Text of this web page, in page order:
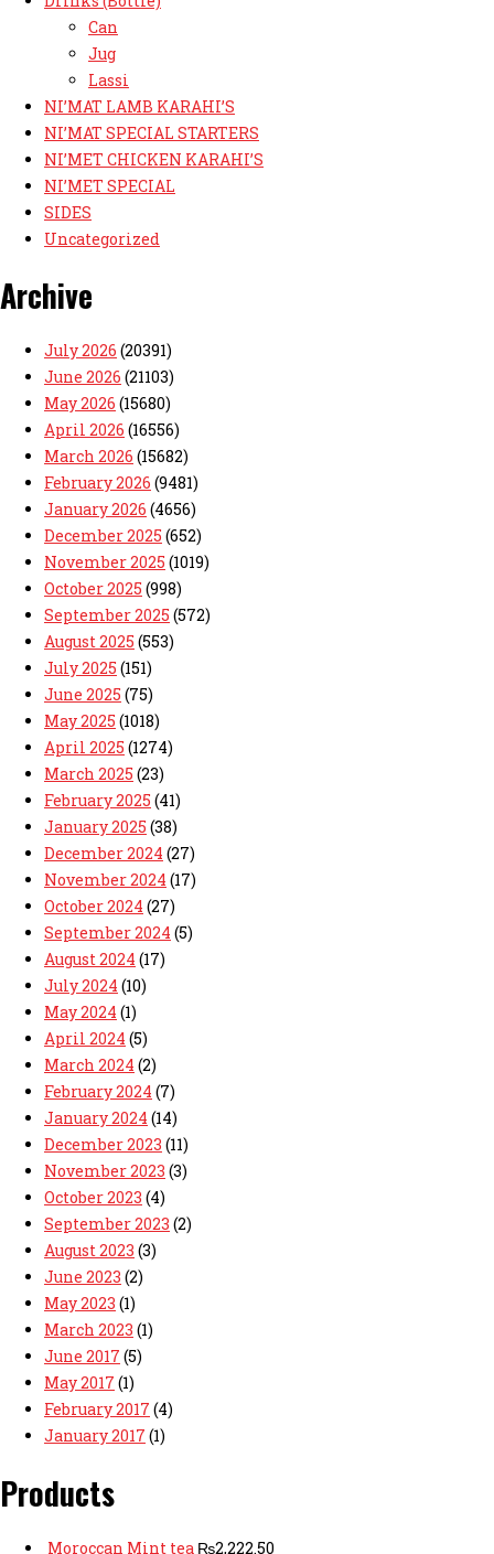
Can
Jug
Lassi
NI’MAT LAMB KARAHI’S
NI’MAT SPECIAL STARTERS
NI’MET CHICKEN KARAHI’S
NI’MET SPECIAL
SIDES
Uncategorized
Archive
July 2026 (20391)
June 2026 (21103)
May 2026 (15680)
April 2026 (16556)
March 2026 (15682)
February 2026 (9481)
January 2026 (4656)
December 2025 (652)
November 2025 (1019)
October 2025 (998)
September 2025 (572)
August 2025 (553)
July 2025 (151)
June 2025 (75)
May 2025 (1018)
April 2025 (1274)
March 2025 (23)
February 2025 (41)
January 2025 (38)
December 2024 (27)
November 2024 (17)
October 2024 (27)
September 2024 (5)
August 2024 (17)
July 2024 (10)
May 2024 (1)
April 2024 (5)
March 2024 (2)
February 2024 (7)
January 2024 (14)
December 2023 (11)
November 2023 (3)
October 2023 (4)
September 2023 (2)
August 2023 (3)
June 2023 (2)
May 2023 (1)
March 2023 (1)
June 2017 (5)
May 2017 (1)
February 2017 (4)
January 2017 (1)
Products
Moroccan Mint tea ₨2,222.50